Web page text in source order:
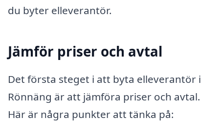
du byter elleverantör.
Jämför priser och avtal
Det första steget i att byta elleverantör i
Rönnäng är att jämföra priser och avtal.
Här är några punkter att tänka på: